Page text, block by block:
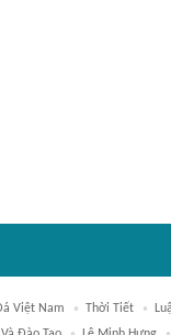
Việt Nam Thời Tiết